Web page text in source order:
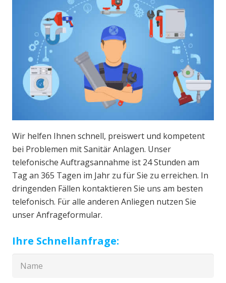
Wir helfen Ihnen schnell, preiswert und kompetent
bei Problemen mit Sanitär Anlagen. Unser
telefonische Auftragsannahme ist 24 Stunden am
Tag an 365 Tagen im Jahr zu für Sie zu erreichen. In
dringenden Fällen kontaktieren Sie uns am besten
telefonisch. Für alle anderen Anliegen nutzen Sie
unser Anfrageformular.
Ihre Schnellanfrage: